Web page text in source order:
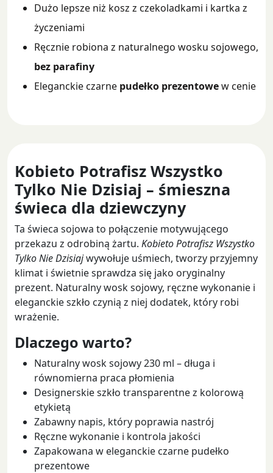
Dużo lepsze niż kosz z czekoladkami i kartka z
życzeniami
Ręcznie robiona z naturalnego wosku sojowego,
bez parafiny
Eleganckie czarne pudełko prezentowew cenie
Kobieto Potrafisz Wszystko
Tylko Nie Dzisiaj – śmieszna
świeca dla dziewczyny
Ta świeca sojowa to połączenie motywującego
przekazu z odrobiną żartu. Kobieto Potrafisz Wszystko
Tylko Nie Dzisiajwywołuje uśmiech, tworzy przyjemny
klimat i świetnie sprawdza się jako oryginalny
prezent. Naturalny wosk sojowy, ręczne wykonanie i
eleganckie szkło czynią z niej dodatek, który robi
wrażenie.
Dlaczego warto?
Naturalny wosk sojowy 230 ml – długa i
równomierna praca płomienia
Designerskie szkło transparentne z kolorową
etykietą
Zabawny napis, który poprawia nastrój
Ręczne wykonanie i kontrola jakości
Zapakowana w eleganckie czarne pudełko
prezentowe